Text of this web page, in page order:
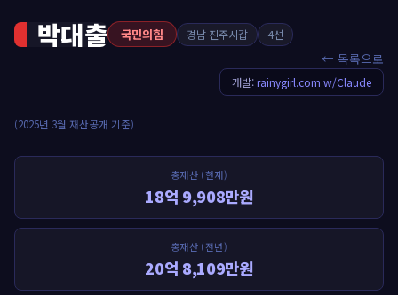
박대출 국민의힘 경남 진주시갑 4선
← 목록으로
개발:rainygirl.com w/Claude
(2025년 3월 재산공개 기준)
총재산 (현재)
18억 9,908만원
총재산 (전년)
20억 8,109만원